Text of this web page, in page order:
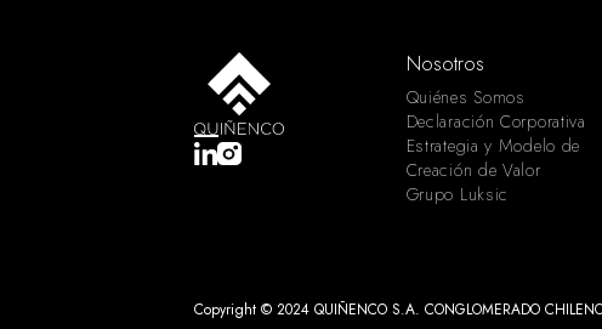
Nosotros
Quiénes Somos
Declaración Corporativa
Estrategia y Modelo de
Creación de Valor
Grupo Luksic
Copyright © 2024 QUIÑENCO S.A. CONGLOMERADO